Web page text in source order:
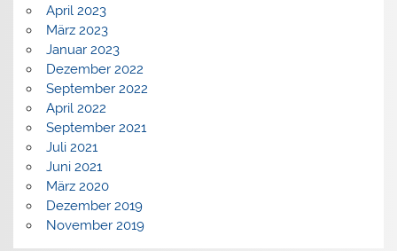
April 2023
März 2023
Januar 2023
Dezember 2022
September 2022
April 2022
September 2021
Juli 2021
Juni 2021
März 2020
Dezember 2019
November 2019